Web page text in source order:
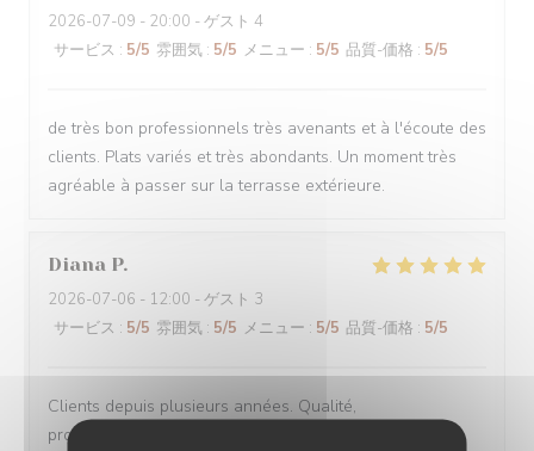
2026-07-09 - 20:00 - ゲスト 4
サービス : 5/5 雰囲気 : 5/5 メニュー : 5/5 品質-価格 : 5/5
de très bon professionnels très avenants et à l'écoute des
clients. Plats variés et très abondants. Un moment très
agréable à passer sur la terrasse extérieure.
Diana P
2026-07-06 - 12:00 - ゲスト 3
サービス : 5/5 雰囲気 : 5/5 メニュー : 5/5 品質-価格 : 5/5
Clients depuis plusieurs années. Qualité,
professionnalisme, prix compétitifs. Gentillesse. Enfin tt